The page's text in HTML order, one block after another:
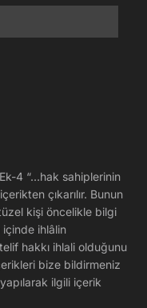
4 “…hak sahiplerinin
çıkarılır. Bunun
kişi öncelikle bilgi
içinde ihlâlin
hakkı ihlali olduğunu
bize bildirmeniz
ilgili içerik